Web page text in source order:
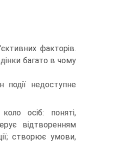
факторів.
багато в чому
недоступне
осіб: поняті,
відтворенням
створює умови,